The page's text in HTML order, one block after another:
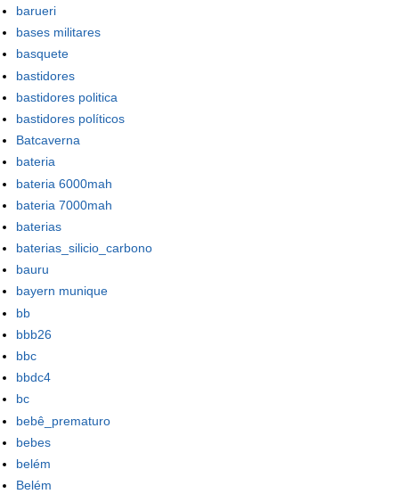
barueri
bases militares
basquete
bastidores
bastidores politica
bastidores políticos
Batcaverna
bateria
bateria 6000mah
bateria 7000mah
baterias
baterias_silicio_carbono
bauru
bayern munique
bb
bbb26
bbc
bbdc4
bc
bebê_prematuro
bebes
belém
Belém